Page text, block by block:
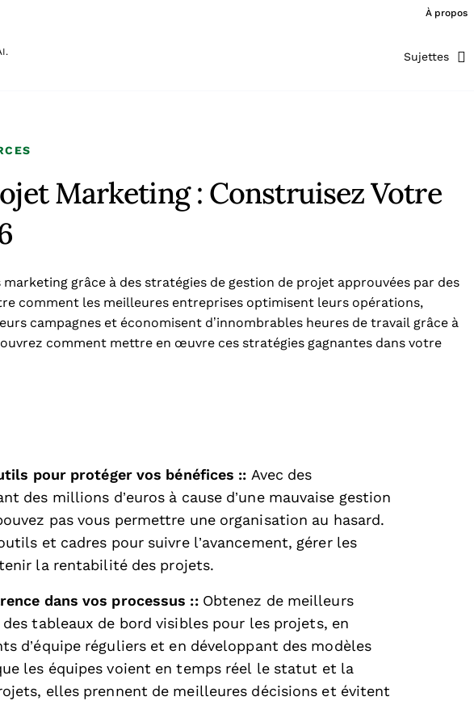
À propos
Sujettes
Marketing : Construisez Votre
grâce à des stratégies de gestion de projet approuvées par des
comment les meilleures entreprises optimisent leurs opérations,
campagnes et économisent d’innombrables heures de travail grâce à
comment mettre en œuvre ces stratégies gagnantes dans votre
pour protéger vos bénéfices :: Avec des
des millions d’euros à cause d’une mauvaise gestion
pas vous permettre une organisation au hasard.
et cadres pour suivre l’avancement, gérer les
la rentabilité des projets.
dans vos processus :: Obtenez de meilleurs
tableaux de bord visibles pour les projets, en
d’équipe réguliers et en développant des modèles
les équipes voient en temps réel le statut et la
elles prennent de meilleures décisions et évitent